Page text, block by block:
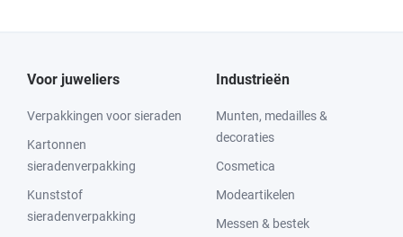
Voor juweliers
Verpakkingen voor sieraden
Kartonnen
sieradenverpakking
Kunststof
sieradenverpakking
Industrieën
Munten, medailles &
decoraties
Cosmetica
Modeartikelen
Messen & bestek